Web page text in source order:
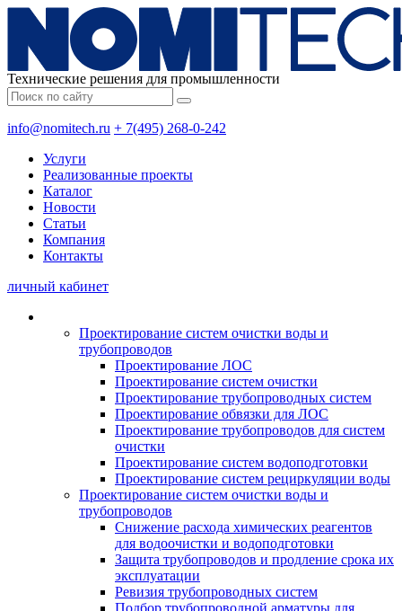
Технические решения для промышленности
info@nomitech.ru + 7(495) 268-0-242
Услуги
Реализованные проекты
Каталог
Новости
Статьи
Компания
Контакты
личный кабинет
Проектирование систем очистки воды и
трубопроводов
Проектирование ЛОС
Проектирование систем очистки
Проектирование трубопроводных систем
Проектирование обвязки для ЛОС
Проектирование трубопроводов для систем
очистки
Проектирование систем водоподготовки
Проектирование систем рециркуляции воды
Проектирование систем очистки воды и
трубопроводов
Снижение расхода химических реагентов
для водоочистки и водоподготовки
Защита трубопроводов и продление срока их
эксплуатации
Ревизия трубопроводных систем
Подбор трубопроводной арматуры для